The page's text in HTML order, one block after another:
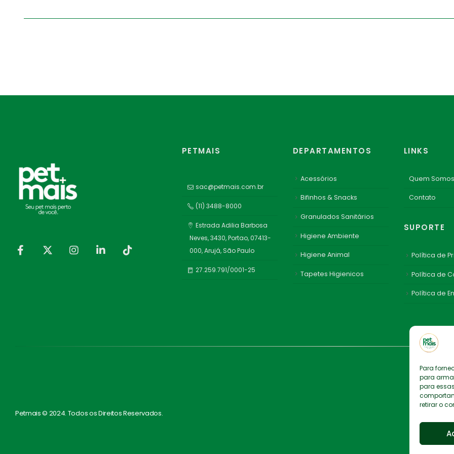
Para
para
para
retirar o
PETMAIS
sac@petmais.com.br
(11) 3488-8000
Estrada Adilia Barbosa
Neves, 3430, Portao, 07413-
000, Arujá, São Paulo
27.259.791/0001-25
DEPARTAMENTOS
Acessórios
Bifinhos & Snacks
Granulados Sanitários
Higiene Ambiente
Higiene Animal
Tapetes Higienicos
LINKS
Quem Somos
Contato
SUPORTE
Política de
Política de
Política de
Petmais © 2024. Todos os Direitos Reservados.